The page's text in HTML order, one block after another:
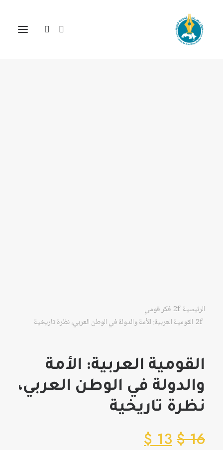
الرئيسية
فكر قومي
القومية العربية: الأمة والدولة في الوطن العربي، نظرة تاريخية
القومية العربية: الأمة
والدولة في الوطن العربي،
نظرة تاريخية
16
$
13
$